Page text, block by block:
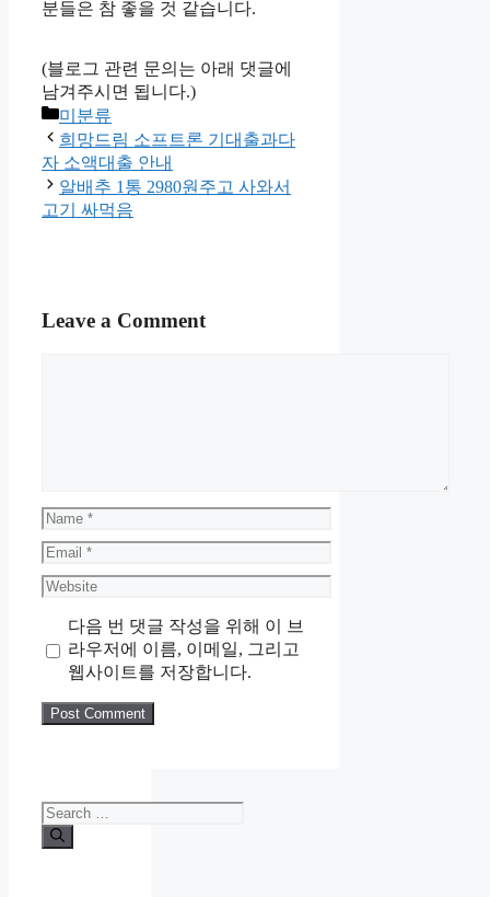
분들은 참 좋을 것 같습니다.
(블로그 관련 문의는 아래 댓글에
남겨주시면 됩니다.)
Categories
미분류
희망드림 소프트론 기대출과다
자 소액대출 안내
알배추 1통 2980원주고 사와서
고기 싸먹음
Leave a Comment
Name
Email
Website
다음 번 댓글 작성을 위해 이 브
라우저에 이름, 이메일, 그리고
웹사이트를 저장합니다.
Search
for: